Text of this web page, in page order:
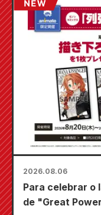
2026.08.06
Para celebrar o
de "Great